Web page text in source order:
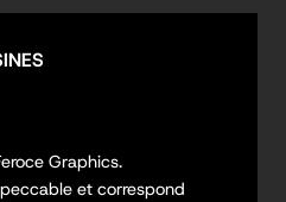
Graphics.
et correspond